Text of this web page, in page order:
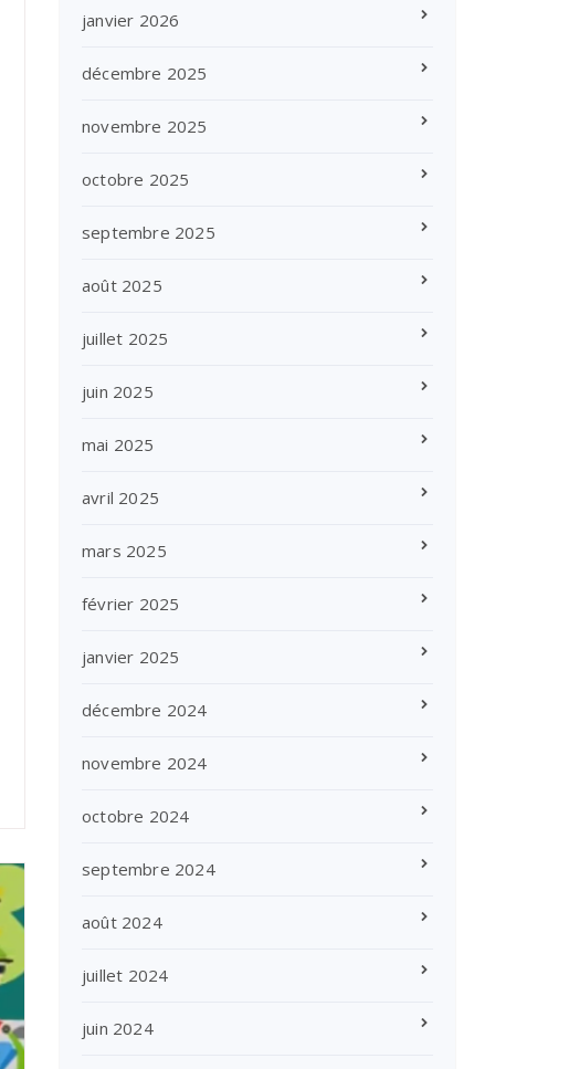
janvier 2026
décembre 2025
novembre 2025
octobre 2025
septembre 2025
août 2025
juillet 2025
juin 2025
mai 2025
avril 2025
mars 2025
février 2025
janvier 2025
décembre 2024
novembre 2024
octobre 2024
septembre 2024
août 2024
juillet 2024
juin 2024